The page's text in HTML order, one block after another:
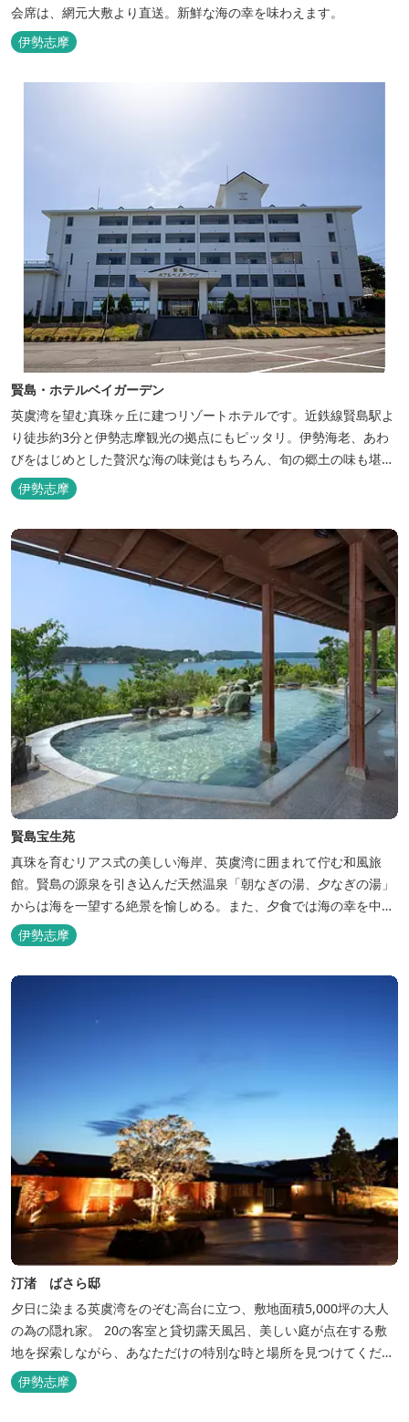
会席は、網元大敷より直送。新鮮な海の幸を味わえます。
伊勢志摩
賢島・ホテルベイガーデン
英虞湾を望む真珠ヶ丘に建つリゾートホテルです。近鉄線賢島駅よ
り徒歩約3分と伊勢志摩観光の拠点にもピッタリ。伊勢海老、あわ
びをはじめとした贅沢な海の味覚はもちろん、旬の郷土の味も堪能
できます。
伊勢志摩
賢島宝生苑
真珠を育むリアス式の美しい海岸、英虞湾に囲まれて佇む和風旅
館。賢島の源泉を引き込んだ天然温泉「朝なぎの湯、夕なぎの湯」
からは海を一望する絶景を愉しめる。また、夕食では海の幸を中心
とした和会席でおもてなしいたします。
伊勢志摩
汀渚 ばさら邸
夕日に染まる英虞湾をのぞむ高台に立つ、敷地面積5,000坪の大人
の為の隠れ家。 20の客室と貸切露天風呂、美しい庭が点在する敷
地を探索しながら、あなただけの特別な時と場所を見つけてくださ
い。
伊勢志摩